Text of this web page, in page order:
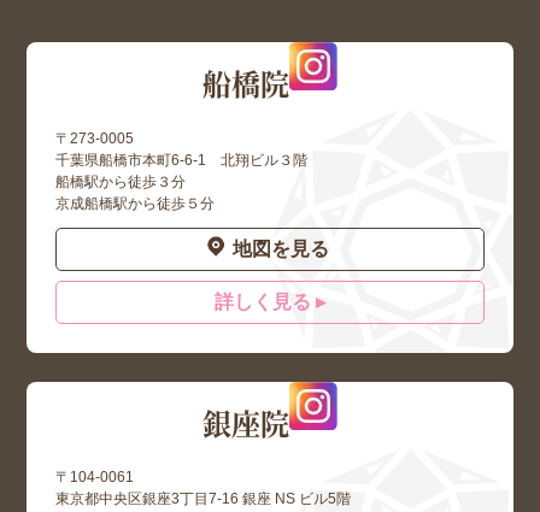
船橋院
〒273-0005
千葉県船橋市本町6-6-1 北翔ビル３階
船橋駅から徒歩３分
京成船橋駅から徒歩５分
地図を見る
詳しく見る ▸
銀座院
〒104-0061
東京都中央区銀座3丁目7-16 銀座 NS ビル5階